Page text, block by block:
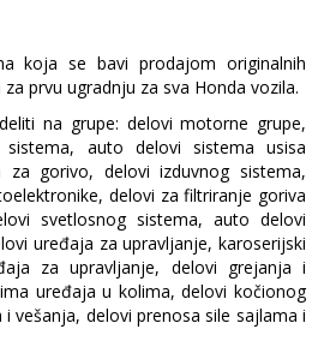
koja se bavi prodajom originalnih
prvu ugradnju za sva Honda vozila.
na grupe: delovi motorne grupe,
auto delovi sistema usisa
za gorivo, delovi izduvnog sistema,
delovi za filtriranje goriva
svetlosnog sistema, auto delovi
uređaja za upravljanje, karoserijski
za upravljanje, delovi grejanja i
uređaja u kolima, delovi kočionog
vešanja, delovi prenosa sile sajlama i